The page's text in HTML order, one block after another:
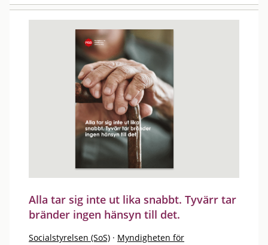
Alla tar sig inte ut lika snabbt. Tyvärr tar
bränder ingen hänsyn till det.
Socialstyrelsen (SoS) · Myndigheten för